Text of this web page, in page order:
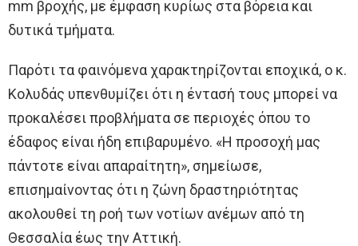
mm βροχής, με έμφαση κυρίως στα βόρεια και
δυτικά τμήματα.
Παρότι τα φαινόμενα χαρακτηρίζονται εποχικά, ο κ.
Κολυδάς υπενθυμίζει ότι η έντασή τους μπορεί να
προκαλέσει προβλήματα σε περιοχές όπου το
έδαφος είναι ήδη επιβαρυμένο. «Η προσοχή μας
πάντοτε είναι απαραίτητη», σημείωσε,
επισημαίνοντας ότι η ζώνη δραστηριότητας
ακολουθεί τη ροή των νοτίων ανέμων από τη
Θεσσαλία έως την Αττική.